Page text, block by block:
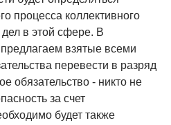
процесса коллективного
в этой сфере. В
взятые всеми
перевести в разряд
обязательство - никто не
за счет
будет также